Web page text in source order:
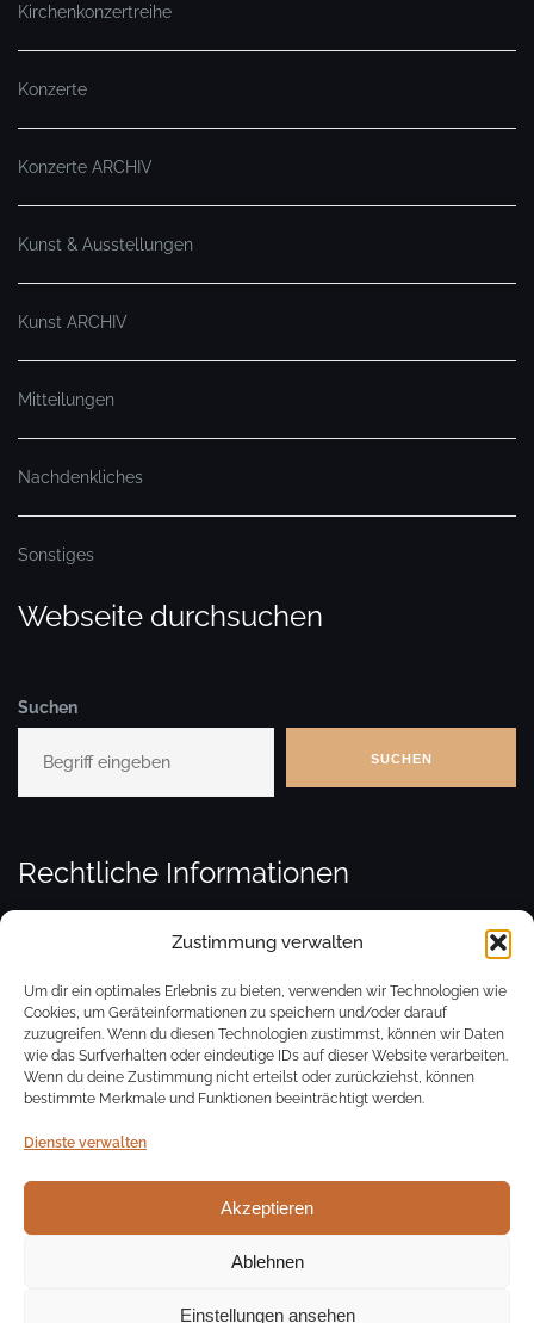
Zustimmung verwalten
Um dir ein optimales Erlebnis zu bieten, verwenden wir Technologien wie
Cookies, um Geräteinformationen zu speichern und/oder darauf
zuzugreifen. Wenn du diesen Technologien zustimmst, können wir Daten
wie das Surfverhalten oder eindeutige IDs auf dieser Website verarbeiten.
Wenn du deine Zustimmung nicht erteilst oder zurückziehst, können
bestimmte Merkmale und Funktionen beeinträchtigt werden.
Dienste verwalten
Akzeptieren
Ablehnen
Einstellungen ansehen
Kirchenkonzertreihe
Konzerte
Konzerte ARCHIV
Kunst & Ausstellungen
Kunst ARCHIV
Mitteilungen
Nachdenkliches
Sonstiges
Webseite durchsuchen
Suchen
SUCHEN
Rechtliche Informationen
Impressum
© Evang. Kirchengemeinde St. Cyriak Sulzburg